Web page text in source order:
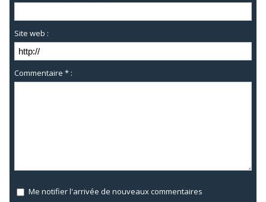
Site web :
Commentaire * :
Me notifier l'arrivée de nouveaux commentaires